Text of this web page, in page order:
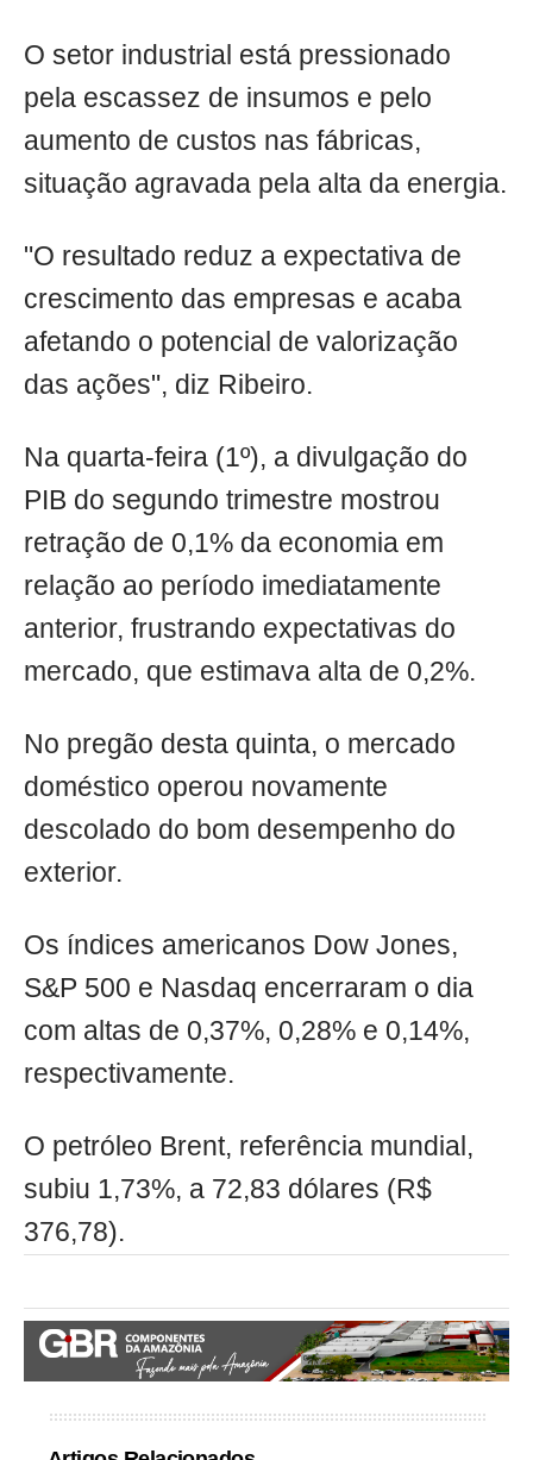
O setor industrial está pressionado
pela escassez de insumos e pelo
aumento de custos nas fábricas,
situação agravada pela alta da energia.
"O resultado reduz a expectativa de
crescimento das empresas e acaba
afetando o potencial de valorização
das ações", diz Ribeiro.
Na quarta-feira (1º), a divulgação do
PIB do segundo trimestre mostrou
retração de 0,1% da economia em
relação ao período imediatamente
anterior, frustrando expectativas do
mercado, que estimava alta de 0,2%.
No pregão desta quinta, o mercado
doméstico operou novamente
descolado do bom desempenho do
exterior.
Os índices americanos Dow Jones,
S&P 500 e Nasdaq encerraram o dia
com altas de 0,37%, 0,28% e 0,14%,
respectivamente.
O petróleo Brent, referência mundial,
subiu 1,73%, a 72,83 dólares (R$
376,78).